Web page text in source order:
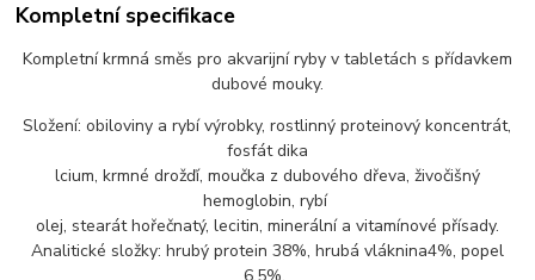
Kompletní specifikace
Kompletní krmná směs pro akvarijní ryby v tabletách s přídavkem
dubové mouky.
Složení: obiloviny a rybí výrobky, rostlinný proteinový koncentrát,
fosfát dika
lcium, krmné drožďí, moučka z dubového dřeva, živočišný
hemoglobin, rybí
olej, stearát hořečnatý, lecitin, minerální a vitamínové přísady.
Analitické složky: hrubý protein 38%, hrubá vláknina4%, popel
6,5%,